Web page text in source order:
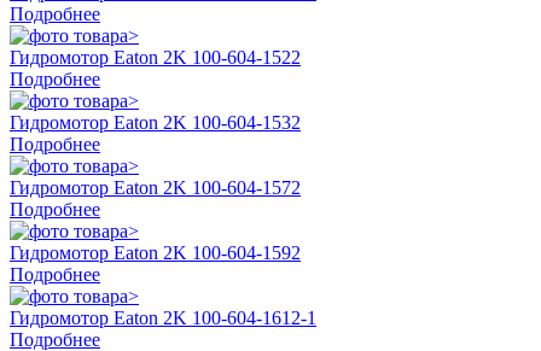
Подробнее
Гидромотор Eaton 2K 100-604-1522
Подробнее
Гидромотор Eaton 2K 100-604-1532
Подробнее
Гидромотор Eaton 2K 100-604-1572
Подробнее
Гидромотор Eaton 2K 100-604-1592
Подробнее
Гидромотор Eaton 2K 100-604-1612-1
Подробнее